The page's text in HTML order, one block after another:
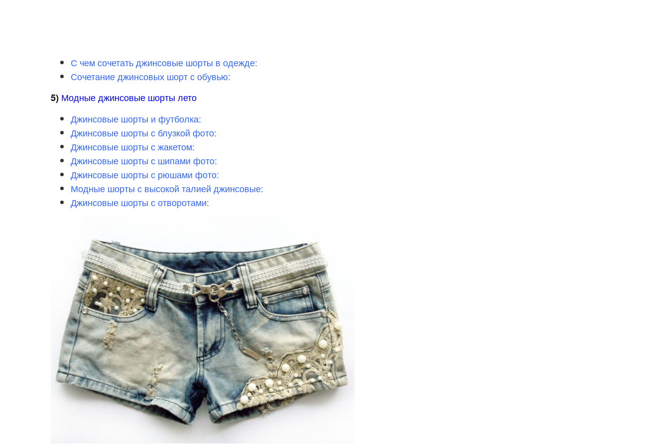
С чем сочетать джинсовые шорты в одежде:
Сочетание джинсовых шорт с обувью:
5) Модные джинсовые шорты лето
Джинсовые шорты и футболка:
Джинсовые шорты с блузкой фото:
Джинсовые шорты с жакетом:
Джинсовые шорты с шипами фото:
Джинсовые шорты с рюшами фото:
Модные шорты с высокой талией джинсовые:
Джинсовые шорты с отворотами: